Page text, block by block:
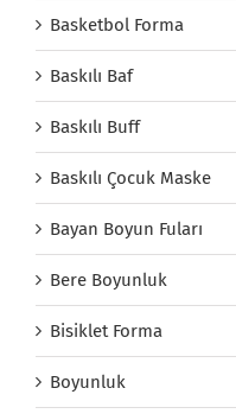
Basketbol Forma
Baskılı Baf
Baskılı Buff
Baskılı Çocuk Maske
Bayan Boyun Fuları
Bere Boyunluk
Bisiklet Forma
Boyunluk